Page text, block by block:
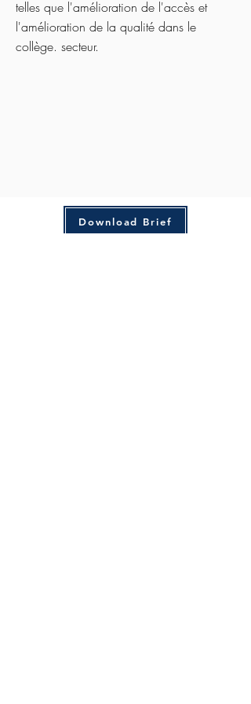
telles que l'amélioration de l'accès et
l'amélioration de la qualité dans le
collège. secteur.
Download Brief